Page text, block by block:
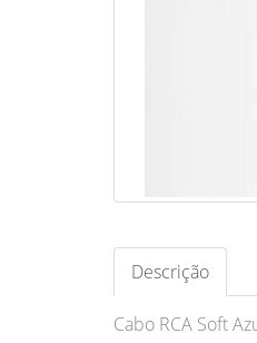
Descrição
Cabo RCA Soft